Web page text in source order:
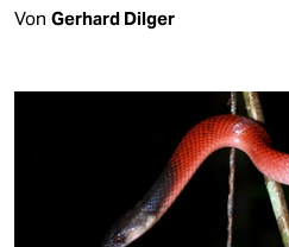
Von Gerhard Dilger